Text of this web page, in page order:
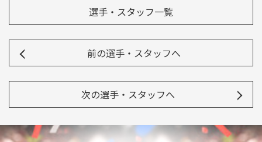
選手・スタッフ一覧
前の選手・スタッフへ
次の選手・スタッフへ